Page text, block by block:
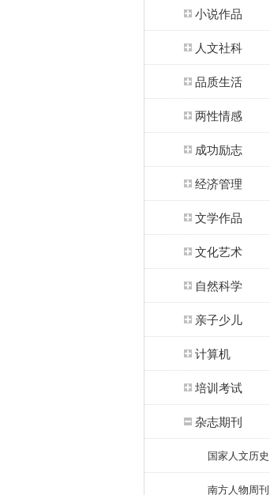
小说作品
人文社科
品质生活
两性情感
成功励志
经济管理
文学作品
文化艺术
自然科学
亲子少儿
计算机
培训考试
杂志期刊
国家人文历史
南方人物周刊